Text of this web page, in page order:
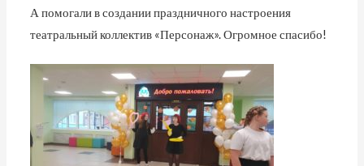
А помогали в создании праздничного настроения
театральный коллектив «Персонаж». Огромное спасибо!